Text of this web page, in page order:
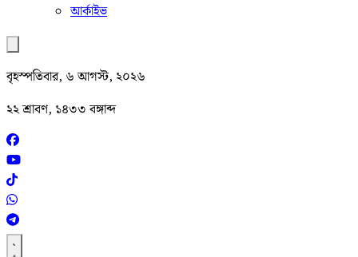
আর্কাইভ
বৃহস্পতিবার, ৬ আগস্ট, ২০২৬
২২ শ্রাবণ, ১৪৩৩ বঙ্গাব্দ